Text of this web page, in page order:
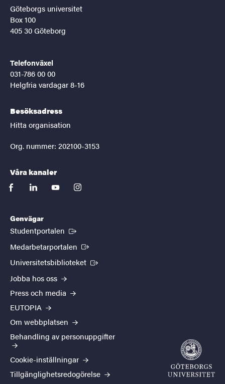
Göteborgs universitet
Box 100
405 30 Göteborg
Telefonväxel
031-786 00 00
Helgfria vardagar 8-16
Besöksadress
Hitta organisation
Org. nummer: 202100-3153
Våra kanaler
facebooklinkedinyoutubeinstagram
Genvägar
Studentportalen (Extern länk)
Medarbetarportalen (Extern länk)
Universitetsbiblioteket (Extern länk)
Jobba hos oss
Press och media
EUTOPIA
Om webbplatsen
Behandling av personuppgifter
Cookie-inställningar
Tillgänglighetsredogörelse